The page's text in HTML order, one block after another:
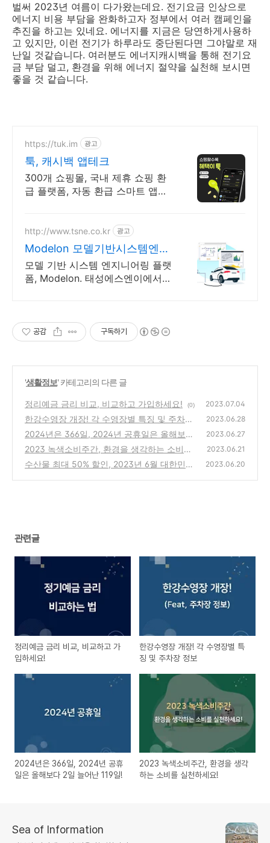
벌써 2023년 여름이 다가왔는데요. 전기요금 인상으로
에너지 비용 부담을 완화하고자 정부에서 여러 캠페인을
추진을 하고는 있네요. 에너지를 지금은 당연하게사용하
고 있지만, 이런 전기가 하루라도 중단된다면 그야말로 재
난일 것같습니다. 여러분도 에너지캐시백을 통해 전기요
금 부담 덜고, 환경을 위해 에너지 절약을 실천해 보시면
좋을 것 같습니다.
https://tuk.im 광고
툭, 캐시백 앱테크
300개 쇼핑몰, 국내 제휴 쇼핑 환
급 플랫폼, 자동 환급 스마트 앱테
http://www.tsne.co.kr 광고
Modelon 모델기반시스템엔지
니어링플랫폼
모델 기반 시스템 엔지니어링 플랫
폼, Modelon. 태성에스엔이에서
공감 구독하기
'생활정보' 카테고리의 다른 글
정리예금 금리 비교, 비교하고 가입하세요! (0) 2023.07.04
한강수영장 개장! 각 수영장별 특징 및 주차장
정보
(0)
2023.06.28
2024년은 366일, 2024년 공휴일은 올해보다
2일 늘어난 119일!
(0)
2023.06.27
2023 녹색소비주간, 환경을 생각하는 소비를
실천하세요!
(1)
2023.06.21
수산물 최대 50% 할인, 2023년 6월 대한민국
2023.06.20
관련글
정리예금 금리 비교, 비교하고 가
입하세요!
한강수영장 개장! 각 수영장별 특
징 및 주차장 정보
2024년은 366일, 2024년 공휴
일은 올해보다 2일 늘어난 119일!
2023 녹색소비주간, 환경을 생각
하는 소비를 실천하세요!
Sea of Information